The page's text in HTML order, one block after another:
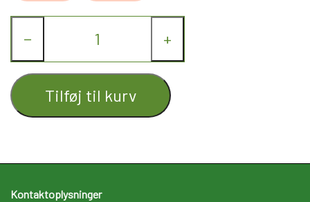
Retur
Om os
Kontakt
− +
Tilføj til kurv
Kontaktoplysninger